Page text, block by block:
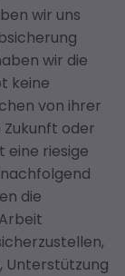
wir uns
wir die
keine
von ihrer
oder
eine riesige
die
Unterstützung